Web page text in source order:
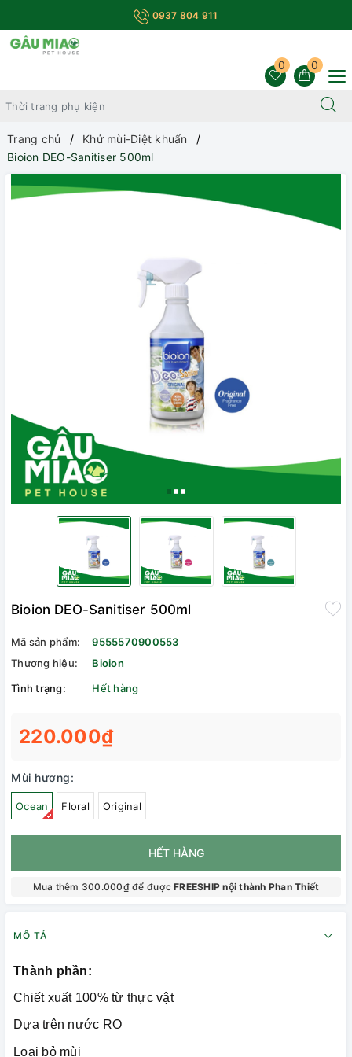
0937 804 911
0
0
Trang chủ
Khử mùi-Diệt khuẩn
Bioion DEO-Sanitiser 500ml
Bioion DEO-Sanitiser 500ml
Mã sản phẩm:
9555570900553
Thương hiệu:
Bioion
Tình trạng:
Hết hàng
220.000₫
Mùi hương:
Ocean Floral Original
HẾT HÀNG
Mua thêm 300.000₫ để đượcFREESHIP nội thành Phan Thiết
MÔ TẢ
Thành phần:
Chiết xuất 100% từ thực vật
Dựa trên nước RO
Loại bỏ mùi